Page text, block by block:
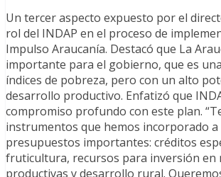
Un tercer aspecto expuesto por el
rol del INDAP en el proceso de
Impulso Araucanía. Destacó que La
importante para el gobierno, que es
índices de pobreza, pero con un alto
desarrollo productivo. Enfatizó que
compromiso profundo con este plan.
instrumentos que hemos incorporado a
presupuestos importantes: créditos
fruticultura, recursos para inversión en
productivas y desarrollo rural.